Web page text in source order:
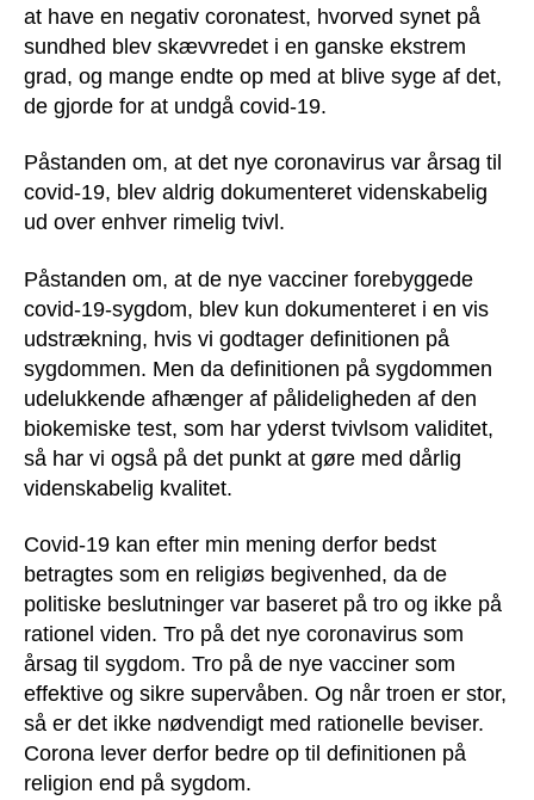
at have en negativ coronatest, hvorved synet på
sundhed blev skævvredet i en ganske ekstrem
grad, og mange endte op med at blive syge af det,
de gjorde for at undgå covid-19.
Påstanden om, at det nye coronavirus var årsag til
covid-19, blev aldrig dokumenteret videnskabelig
ud over enhver rimelig tvivl.
Påstanden om, at de nye vacciner forebyggede
covid-19-sygdom, blev kun dokumenteret i en vis
udstrækning, hvis vi godtager definitionen på
sygdommen. Men da definitionen på sygdommen
udelukkende afhænger af pålideligheden af den
biokemiske test, som har yderst tvivlsom validitet,
så har vi også på det punkt at gøre med dårlig
videnskabelig kvalitet.
Covid-19 kan efter min mening derfor bedst
betragtes som en religiøs begivenhed, da de
politiske beslutninger var baseret på tro og ikke på
rationel viden. Tro på det nye coronavirus som
årsag til sygdom. Tro på de nye vacciner som
effektive og sikre supervåben. Og når troen er stor,
så er det ikke nødvendigt med rationelle beviser.
Corona lever derfor bedre op til definitionen på
religion end på sygdom.